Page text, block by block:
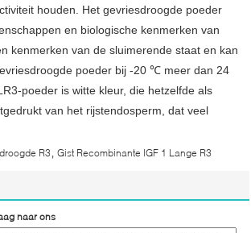
houden. Het gevriesdroogde poeder
en biologische kenmerken van
kenmerken van de sluimerende staat en kan
poeder bij -20 ℃ meer dan 24
poeder is witte kleur, die hetzelfde als
van het rijstendosperm, dat veel
R3 Gist Recombinante IGF 1 Lange R3
naar ons